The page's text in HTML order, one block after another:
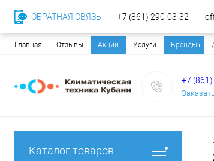
Главная Отзывы Акции Услуги Бренды
+7
Каталог товаров
ОБРАТНАЯ СВЯЗЬ +7 (861) 290-03-32